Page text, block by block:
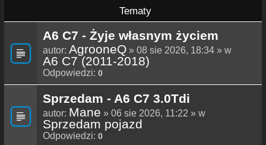
Tematy
A6 C7 - Żyje własnym życiem
autor: AgrooneQ » 08 sie 2026, 18:34 » w
A6 C7 (2011-2018)
Odpowiedzi: 0
Sprzedam - A6 C7 3.0Tdi
autor: Mane » 06 sie 2026, 11:22 » w
Sprzedam pojazd
Odpowiedzi: 0